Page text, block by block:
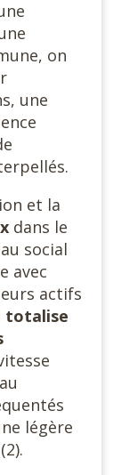
on
une
et la
dans le
social
avec
actifs
totalise
légère